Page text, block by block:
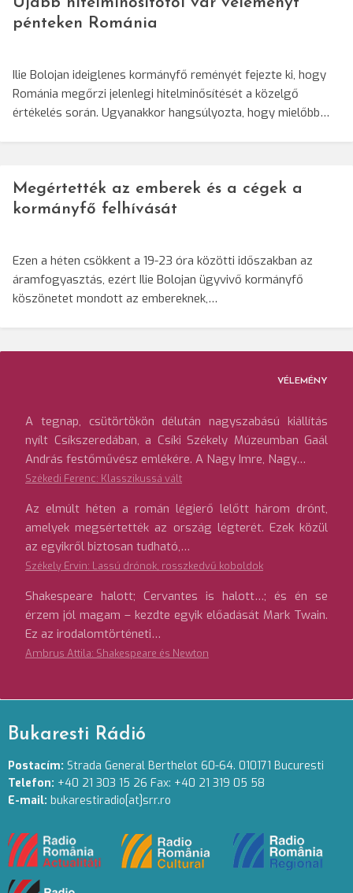
pénteken Románia
Ilie Bolojan ideiglenes kormányfő reményét fejezte ki, hogy
Románia megőrzi jelenlegi hitelminősítését a közelgő
értékelés során. Ugyanakkor hangsúlyozta, hogy mielőbb…
Megértették az emberek és a cégek a
kormányfő felhívását
Ezen a héten csökkent a 19-23 óra közötti időszakban az
áramfogyasztás, ezért Ilie Bolojan ügyvivő kormányfő
köszönetet mondott az embereknek,…
VÉLEMÉNY
A tegnap, csütörtökön délután nagyszabású kiállítás
nyílt Csíkszeredában, a Csíki Székely Múzeumban Gaál
András festőművész emlékére. A Nagy Imre, Nagy…
Székedi Ferenc: Klasszikussá vált
Az elmúlt héten a román légierő lelőtt három drónt,
amelyek megsértették az ország légterét. Ezek közül
az egyikről biztosan tudható,…
Székely Ervin: Lassú drónok, rosszkedvű koboldok
Shakespeare halott; Cervantes is halott…; és én se
érzem jól magam – kezdte egyik előadását Mark Twain.
Ez az irodalomtörténeti…
Ambrus Attila: Shakespeare és Newton
Bukaresti Rádió
Postacím: Strada General Berthelot 60-64. 010171 Bucuresti
Telefon: +40 21 303 15 26 Fax: +40 21 319 05 58
E-mail: bukarestiradio[at]srr.ro